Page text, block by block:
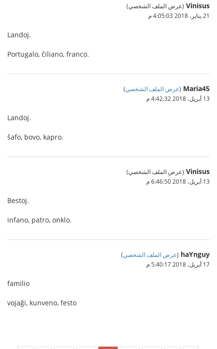
Vinisus (عرض الملف الشخصي)
21 يناير، 2018 4:05:03 م
Landoj.
Portugalo, ĉiliano, franco.
Maria45
(عرض الملف الشخصي)
13 أبريل، 2018 4:42:32 م
Landoj.
ŝafo, bovo, kapro.
Vinisus (عرض الملف الشخصي)
13 أبريل، 2018 6:46:50 م
Bestoj.
infano, patro, onklo.
haYnguy
(عرض الملف الشخصي)
17 أبريل، 2018 5:40:17 م
familio
vojaĝi, kunveno, festo